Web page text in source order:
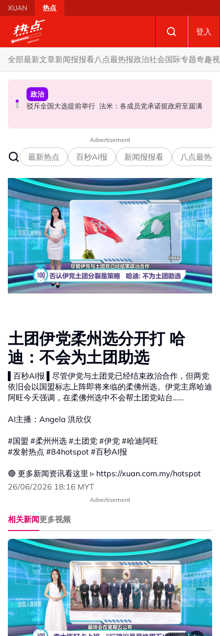
Skip to main content
XUAN 热点
登入
全部最新文章新闻报报看八点最热报政治社会国际专题奇趣
社会
黑木山关卡粉色行李箱引发炸弹惊魂 警方: 将调监控追查行
政治
驳斥全国大选提前举行 法米：各成员党承诺挺政府至届满
政治
特别点名望万、双溪乌浪 韩沙: 宏愿党也要守现有甲州议
Advertisement
最新热点 百秒AI报 新闻报报看 八点最热报
土团伊党柔州选分开打 哈
迪：不会为土团助选
▌百秒AI报 ▌尽管伊党与土团党已经结束政治合作，但两党
依旧会以国盟标志上阵即将来临的柔佛州选。伊党主席哈迪
阿旺今天强调，在柔佛州选中不会帮土团党站台……
AI主播：Angela 洪欣仪
#国盟 #柔州州选 #土团党 #伊党 #哈迪阿旺
#发射热点 #84hotspot #百秒AI报
🔴 更多新闻资讯看这里 ▹ https://xuan.com.my/hotspot
26/06/2026 18:16 MYT
Advertisement
相关新闻更多视频